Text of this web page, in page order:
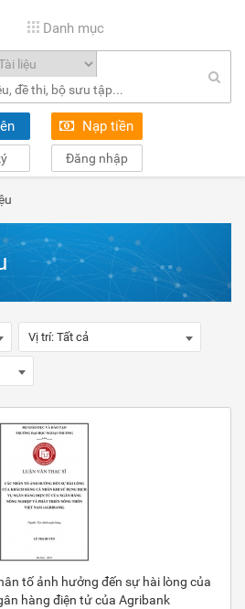
Danh mục
Nạp tiền
Đăng nhập
Vị trí: Tất cả
tố ảnh hưởng đến sự hài lòng của
hàng điện tử của Agribank